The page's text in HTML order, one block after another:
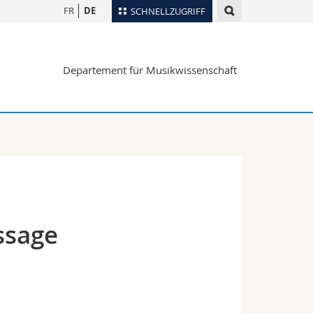
SCHNELLZUGRIFF
Ortsplan
Webmail
FR DE
Departement für Musikwissenschaft